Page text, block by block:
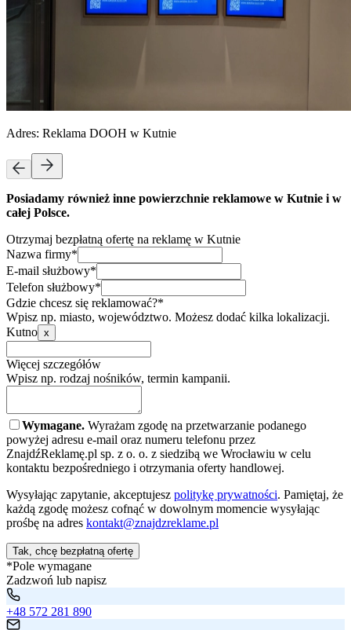
Adres: Reklama DOOH w Kutnie
Posiadamy również inne powierzchnie reklamowe w Kutnie i w
całej Polsce.
Otrzymaj bezpłatną ofertę na reklamę w Kutnie
Nazwa firmy*
E-mail służbowy*
Telefon służbowy*
Gdzie chcesz się reklamować?*
Wpisz np. miasto, województwo. Możesz dodać kilka lokalizacji.
Kutno x
Więcej szczegółów
Wpisz np. rodzaj nośników, termin kampanii.
Wymagane. Wyrażam zgodę na przetwarzanie podanego
powyżej adresu e-mail oraz numeru telefonu przez
ZnajdźReklamę.pl sp. z o. o. z siedzibą we Wrocławiu w celu
kontaktu bezpośredniego i otrzymania oferty handlowej.
Wysyłając zapytanie, akceptujesz politykę prywatności. Pamiętaj, że
każdą zgodę możesz cofnąć w dowolnym momencie wysyłając
prośbę na adres kontakt@znajdzreklame.pl
Tak, chcę bezpłatną ofertę
*Pole wymagane
Zadzwoń lub napisz
+48 572 281 890